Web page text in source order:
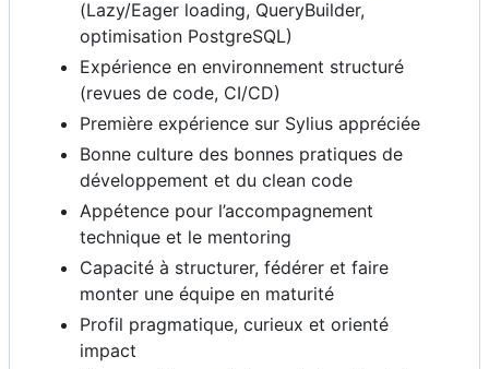
(Lazy/Eager loading, QueryBuilder,
optimisation PostgreSQL)
Expérience en environnement structuré
(revues de code, CI/CD)
Première expérience sur Sylius appréciée
Bonne culture des bonnes pratiques de
développement et du clean code
Appétence pour l’accompagnement
technique et le mentoring
Capacité à structurer, fédérer et faire
monter une équipe en maturité
Profil pragmatique, curieux et orienté
impact